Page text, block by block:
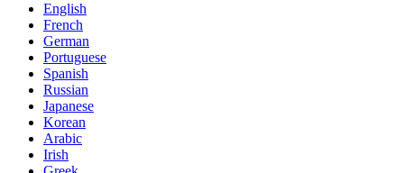
English
French
German
Portuguese
Spanish
Russian
Japanese
Korean
Arabic
Irish